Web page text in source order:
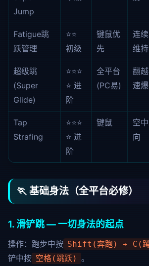
Jump
Fatigue跳
跃管理
⭐⭐
初级
键鼠优
先
连
维
超级跳
(Super
Glide)
⭐⭐⭐
⭐ 进
阶
全平台
(PC易)
翻
速
Tap
Strafing
⭐⭐⭐
⭐ 进
阶
键鼠
空
向
🏃 基础身法（全平台必修）
1. 滑铲跳 — 一切身法的起点
操作：跑步中按 Shift(奔跑) + C(
铲中按 空格(跳跃) 。